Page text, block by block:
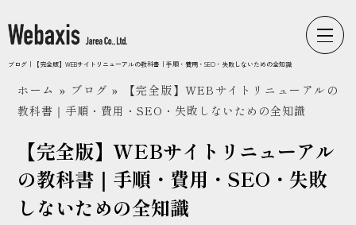
Webaxisの制作カテゴリ
コーポレートサイト
LPサイト
採用サイト
ブランドサイト
ブログ｜【完全版】WEBサイトリニューアルの教科書｜手順・費用・SEO・失敗しないための全知識
ホーム » ブログ »
【完全版】WEBサイトリニューアルの
教科書｜手順・費用・SEO・失敗しないための全知識
【完全版】WEBサイトリニューアル
の教科書｜手順・費用・SEO・失敗
しないための全知識